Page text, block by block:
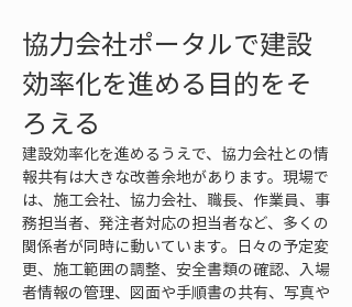
協力会社ポータルで建設
効率化を進める目的をそ
ろえる
建設効率化を進めるうえで、協力会社との情
報共有は大きな改善余地があります。現場で
は、施工会社、協力会社、職長、作業員、事
務担当者、発注者対応の担当者など、多くの
関係者が同時に動いています。日々の予定変
更、施工範囲の調整、安全書類の確認、入場
者情報の管理、図面や手順書の共有、写真や